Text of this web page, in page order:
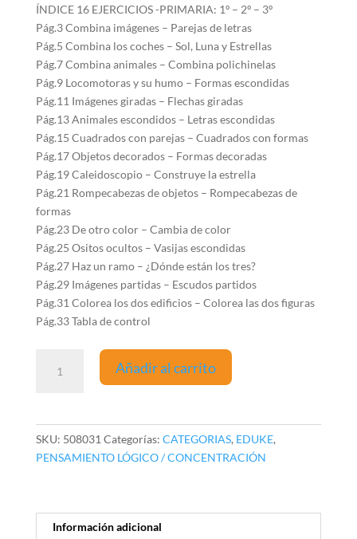
ÍNDICE 16 EJERCICIOS -PRIMARIA: 1º – 2º – 3º
Pág.3 Combina imágenes – Parejas de letras
Pág.5 Combina los coches – Sol, Luna y Estrellas
Pág.7 Combina animales – Combina polichinelas
Pág.9 Locomotoras y su humo – Formas escondidas
Pág.11 Imágenes giradas – Flechas giradas
Pág.13 Animales escondidos – Letras escondidas
Pág.15 Cuadrados con parejas – Cuadrados con formas
Pág.17 Objetos decorados – Formas decoradas
Pág.19 Caleidoscopio – Construye la estrella
Pág.21 Rompecabezas de objetos – Rompecabezas de
formas
Pág.23 De otro color – Cambia de color
Pág.25 Ositos ocultos – Vasijas escondidas
Pág.27 Haz un ramo – ¿Dónde están los tres?
Pág.29 Imágenes partidas – Escudos partidos
Pág.31 Colorea los dos edificios – Colorea las dos figuras
Pág.33 Tabla de control
Añadir al carrito
SKU: 508031 Categorías: CATEGORIAS, EDUKE,
PENSAMIENTO LÓGICO / CONCENTRACIÓN
Información adicional